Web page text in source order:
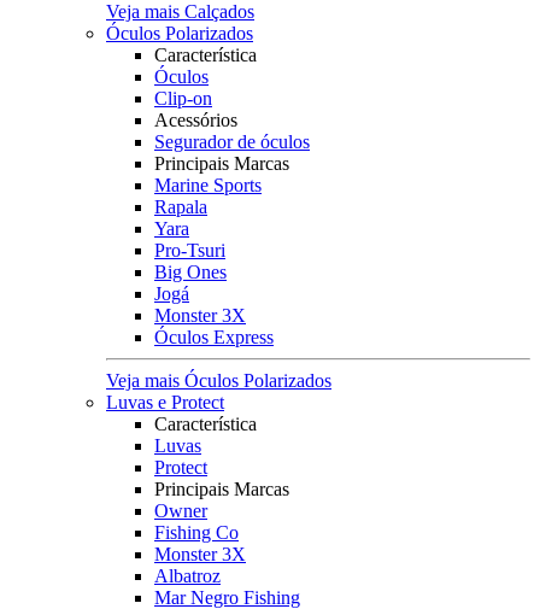
Veja mais Calçados
Óculos Polarizados
Característica
Óculos
Clip-on
Acessórios
Segurador de óculos
Principais Marcas
Marine Sports
Rapala
Yara
Pro-Tsuri
Big Ones
Jogá
Monster 3X
Óculos Express
Veja mais Óculos Polarizados
Luvas e Protect
Característica
Luvas
Protect
Principais Marcas
Owner
Fishing Co
Monster 3X
Albatroz
Mar Negro Fishing